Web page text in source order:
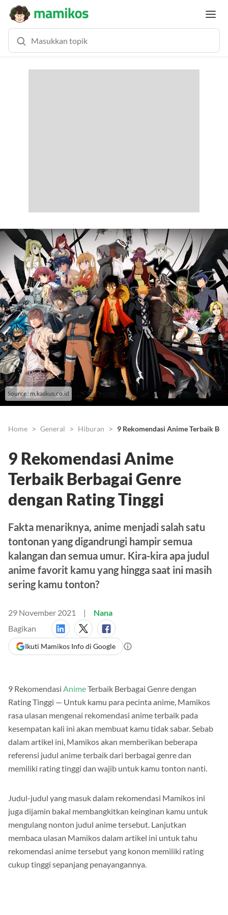
Source : m.kaskus.co.id
Home General Hiburan 9 Rekomendasi Anime Terbaik
9 Rekomendasi Anime
Terbaik Berbagai Genre
dengan Rating Tinggi
Fakta menariknya, anime menjadi salah satu
tontonan yang digandrungi hampir semua
kalangan dan semua umur. Kira-kira apa judul
anime favorit kamu yang hingga saat ini masih
sering kamu tonton?
29 November 2021
Nana
Bagikan
Ikuti Mamikos Info di Google
9 Rekomendasi AnimeTerbaik Berbagai Genre dengan
Rating Tinggi — Untuk kamu para pecinta anime, Mamikos
rasa ulasan mengenai rekomendasi anime terbaik pada
kesempatan kali ini akan membuat kamu tidak sabar. Sebab
dalam artikel ini, Mamikos akan memberikan beberapa
referensi judul anime terbaik dari berbagai genre dan
memiliki rating tinggi dan wajib untuk kamu tonton nanti.
Judul-judul yang masuk dalam rekomendasi Mamikos ini
juga dijamin bakal membangkitkan keinginan kamu untuk
mengulang nonton judul anime tersebut. Lanjutkan
membaca ulasan Mamikos dalam artikel ini untuk tahu
rekomendasi anime tersebut yang konon memiliki rating
cukup tinggi sepanjang penayangannya.